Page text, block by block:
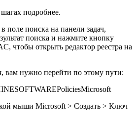
подробнее.
поле поиска на панели задач,
поиска и нажмите кнопку
чтобы открыть редактор реестра на
вам нужно перейти по этому пути:
мыши Microsoft > Создать > Ключ